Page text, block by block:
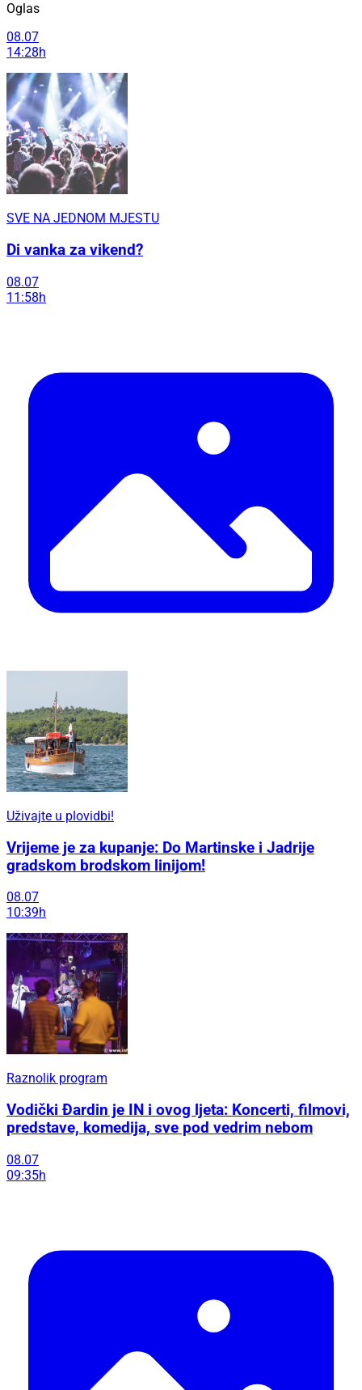
Oglas
08.07
14:28h
SVE NA JEDNOM MJESTU
Di vanka za vikend?
08.07
11:58h
Uživajte u plovidbi!
Vrijeme je za kupanje: Do Martinske i Jadrije
gradskom brodskom linijom!
08.07
10:39h
Raznolik program
Vodički Đardin je IN i ovog ljeta: Koncerti, filmovi,
predstave, komedija, sve pod vedrim nebom
08.07
09:35h